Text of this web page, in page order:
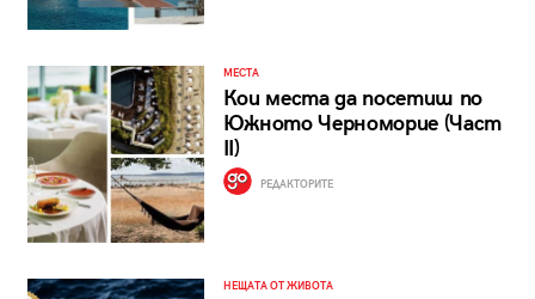
МЕСТА
Кои места да посетиш по
Южното Черноморие (Част
II)
РЕДАКТОРИТЕ
НЕЩАТА ОТ ЖИВОТА